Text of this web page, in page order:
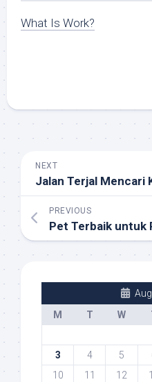
What Is Work?
NEXT
PREVIOUS
M
T W
3
4 5
10
11 12